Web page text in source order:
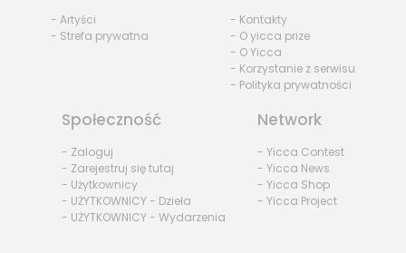
- Artyści
- Strefa prywatna
- Kontakty
- O yicca prize
- O Yicca
- Korzystanie z serwisu
- Polityka prywatności
Społeczność
- Zaloguj
- Zarejestruj się tutaj
- Użytkownicy
- UŻYTKOWNICY - Dzieła
- UŻYTKOWNICY - Wydarzenia
Network
- Yicca Contest
- Yicca News
- Yicca Shop
- Yicca Project